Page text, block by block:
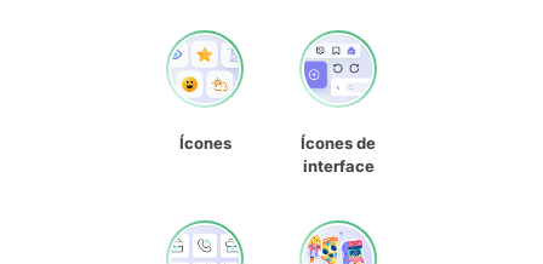
Ícones
Ícones de
interface